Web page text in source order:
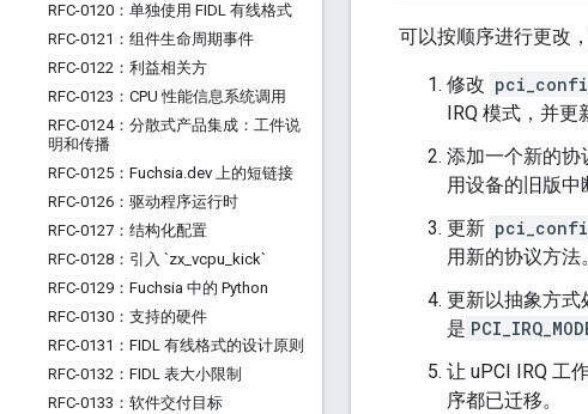
RFC-0120：单独使用 FIDL 有线格式
RFC-0121：组件生命周期事件
RFC-0122：利益相关方
RFC-0123：CPU 性能信息系统调用
RFC-0124：分散式产品集成：工件说
明和传播
RFC-0125：Fuchsia.dev 上的短链接
RFC-0126：驱动程序运行时
RFC-0127：结构化配置
RFC-0128：引入 `zx vcpu kick`
RFC-0129：Fuchsia 中的 Python
RFC-0130：支持的硬件
RFC-0131：FIDL 有线格式的设计原则
RFC-0132：FIDL 表大小限制
RFC-0133：软件交付目标
可以按顺序进行更改
修改
IRQ 模式，并更
添加一个新的协
用设备的旧版中
更新
用新的协议方法。
更新以抽象方式
是
让 uPCI IRQ 工
序都已迁移。